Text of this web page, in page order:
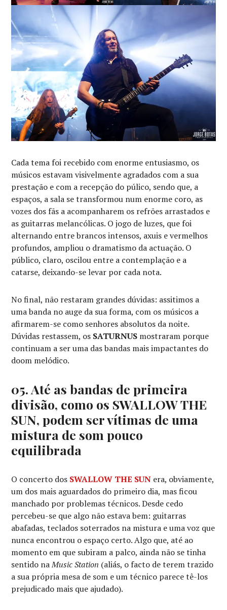
Cada tema foi recebido com enorme entusiasmo, os
músicos estavam visivelmente agradados com a sua
prestação e com a recepção do púlico, sendo que, a
espaços, a sala se transformou num enorme coro, as
vozes dos fãs a acompanharem os refrões arrastados e
as guitarras melancólicas. O jogo de luzes, que foi
alternando entre brancos intensos, axuis e vermelhos
profundos, ampliou o dramatismo da actuação. O
público, claro, oscilou entre a contemplação e a
catarse, deixando-se levar por cada nota.
No final, não restaram grandes dúvidas: assitimos a
uma banda no auge da sua forma, com os músicos a
afirmarem-se como senhores absolutos da noite.
Dúvidas restassem, os SATURNUS mostraram porque
continuam a ser uma das bandas mais impactantes do
doom melódico.
05. Até as bandas de primeira
divisão, como os SWALLOW THE
SUN, podem ser vítimas de uma
mistura de som pouco
equilibrada
O concerto dos SWALLOW THE SUN era, obviamente,
um dos mais aguardados do primeiro dia, mas ficou
manchado por problemas técnicos. Desde cedo
percebeu-se que algo não estava bem: guitarras
abafadas, teclados soterrados na mistura e uma voz que
nunca encontrou o espaço certo. Algo que, até ao
momento em que subiram a palco, ainda não se tinha
sentido naMusic Station (aliás, o facto de terem trazido
a sua própria mesa de som e um técnico parece tê-los
prejudicado mais que ajudado).